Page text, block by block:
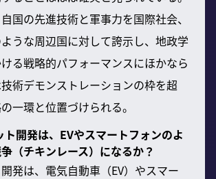
国の先進技術と軍事力を国際社会、
うな周辺国に対して誇示し、地政学
る戦略的パフォーマンスにほかなら
術デモンストレーションの枠を超
一環と位置づけられる。
ト開発は、EVやスマートフォンのよ
（チキンレース）になるか？
発は、電気自動車（EV）やスマー